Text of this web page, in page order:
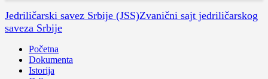
Jedriličarski savez Srbije (JSS)Zvanični sajt jedriličarskog
saveza Srbije
Početna
Dokumenta
Istorija